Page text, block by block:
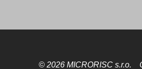
© 2026 MICRORISC s.r.o.